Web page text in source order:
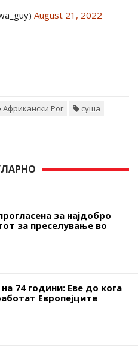
August 21, 2022
Африкански Рог
суша
за најдобро
за преселување во
74 години: Еве до кога
Европејците